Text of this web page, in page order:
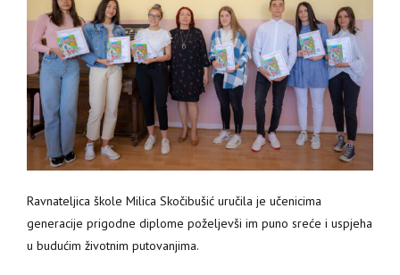
Ravnateljica škole Milica Skočibušić uručila je učenicima
generacije prigodne diplome poželjevši im puno sreće i uspjeha
u budućim životnim putovanjima.